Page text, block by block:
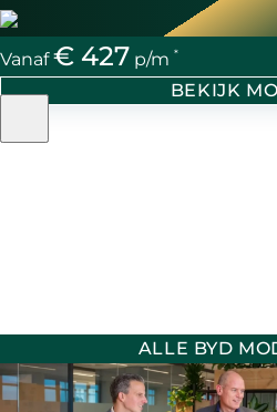
Vanaf€ 427 p/m *
BEKIJK
ALLE BYD